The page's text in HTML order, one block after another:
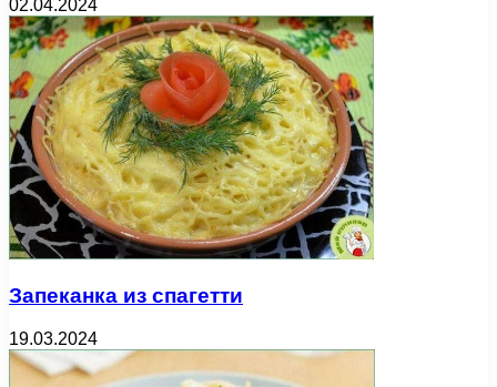
02.04.2024
Запеканка из спагетти
19.03.2024